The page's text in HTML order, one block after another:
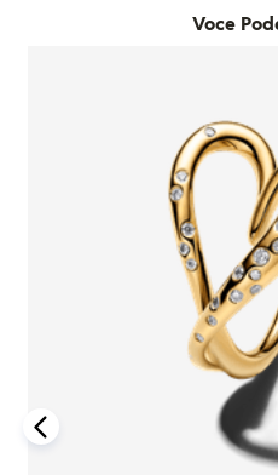
sem uso, na embalagem
"Última Chance" não são
Se houver arrependimento da
possível solicitar a devolução
após o recebimento. O
estado, com a embalagem
incluídos, como brindes
Em caso de defeito, tanto para
lojas físicas, é necessário
Pandora informando o
uma descrição do problema.
fabricação, o cliente poderá
nova compra ou realizar a
de um ano, mediante avaliação
do consumidor. Caso um
desse período, a Pandora
A garantia é exclusiva para
comercializados pela Pandora
não se responsabiliza por
autorizadas, pois não pode
processos de controle de
Além disso, a garantia não
acidentes, mau uso, abuso ou
marcas junto aos produtos
sejam originais pode
braceletes, invalidando a
Para acionar a garantia, o
Voce